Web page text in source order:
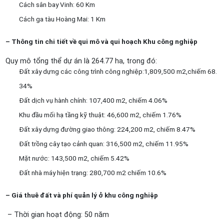
Cách sân bay Vinh: 60 Km
Cách ga tàu Hoàng Mai: 1 Km
– Thông tin chi tiết về qui mô và qui hoạch Khu công nghiệp
Quy mô tổng thể dự án là 264.77 ha, trong đó:
Đất xây dựng các công trình công nghiệp:1,809,500 m2,chiếm 68.
34%
Đất dịch vụ hành chính: 107,400 m2, chiếm 4.06%
Khu đầu mối hạ tầng kỹ thuật: 46,600 m2, chiếm 1.76%
Đất xây dựng đường giao thông: 224,200 m2, chiếm 8.47%
Đất trồng cây tạo cảnh quan: 316,500 m2, chiếm 11.95%
Mặt nước: 143,500 m2, chiếm 5.42%
Đất nhà máy hiện trạng: 280,700 m2 chiếm 10.6%
– Giá thuê đất và phí quản lý ở khu công nghiệp
– Thời gian hoạt động: 50 năm